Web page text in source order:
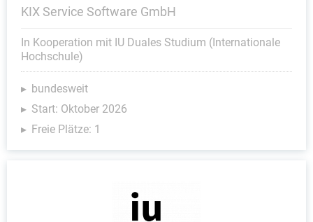
KIX Service Software GmbH
In Kooperation mit IU Duales Studium (Internationale
Hochschule)
bundesweit
Start: Oktober 2026
Freie Plätze: 1